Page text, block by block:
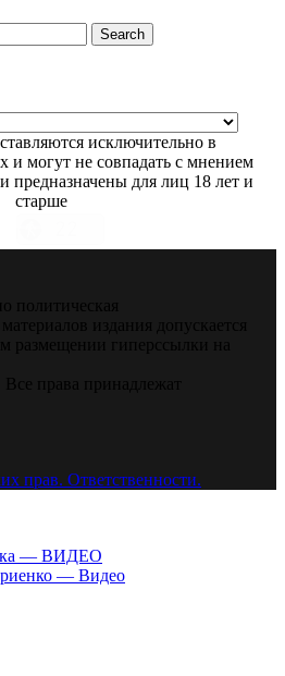
Search
исключительно в
и могут не совпадать с мнением
предназначены для лиц 18 лет и
старше
политическая
издания допускается
размещении гиперссылки на
права принадлежат
прав. Ответственности.
— ВИДЕО
— Видео